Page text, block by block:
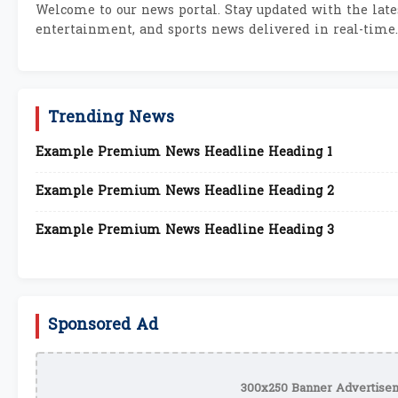
Welcome to our news portal. Stay updated with the
entertainment, and sports news delivered in real-time.
Trending News
Example Premium News Headline Heading 1
Example Premium News Headline Heading 2
Example Premium News Headline Heading 3
Sponsored Ad
300x250 Banner